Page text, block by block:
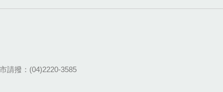
請撥：(04)2220-3585